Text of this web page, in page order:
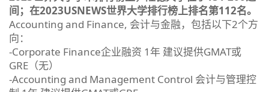
间；在2023USNEWS世界大学排行榜上排名第112名。
Accounting and Finance, 会计与金融，包括以下2个方
向：
-Corporate Finance企业融资 1年 建议提供GMAT或
GRE（无）
-Accounting and Management Control 会计与管理控